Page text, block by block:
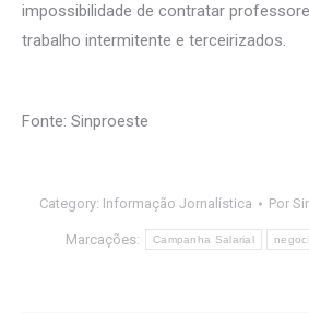
impossibilidade de contratar
trabalho intermitente e terceirizados.
Fonte: Sinproeste
Category: Informação Jornalística Por
Marcações: Campanha Salarial